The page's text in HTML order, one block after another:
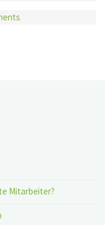
Mitarbeiter?